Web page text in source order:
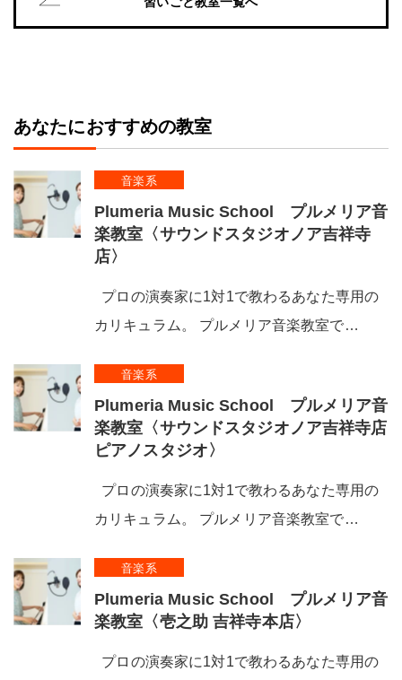
あなたにおすすめの教室
音楽系
Plumeria Music School プルメリア音
楽教室〈サウンドスタジオノア吉祥寺
店〉
プロの演奏家に1対1で教わるあなた専用の
カリキュラム。 プルメリア音楽教室で…
音楽系
Plumeria Music School プルメリア音
楽教室〈サウンドスタジオノア吉祥寺店
ピアノスタジオ〉
プロの演奏家に1対1で教わるあなた専用の
カリキュラム。 プルメリア音楽教室で…
音楽系
Plumeria Music School プルメリア音
楽教室〈壱之助 吉祥寺本店〉
プロの演奏家に1対1で教わるあなた専用の